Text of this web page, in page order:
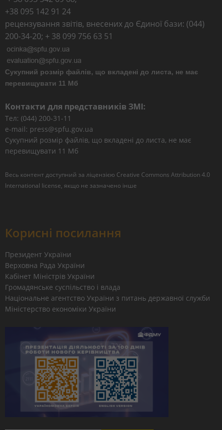
+38 095 142 91 24
рецензування звітів, внесених до Єдиної бази: (044)
200-34-20; + 38 099 756 63 51
Сукупний розмір файлів, що вкладені до листа, не має
перевищувати 11 Мб
Контакти для представників ЗМІ:
Тел: (044) 200-31-11
e-mail: press@spfu.gov.ua
Сукупний розмір файлів, що вкладені до листа, не має
перевищувати 11 Мб
Весь контент доступний за ліцензією Creative Commons Attribution 4.0
International license, якщо не зазначено інше
Корисні посилання
Президент України
Верховна Рада України
Кабінет Міністрів України
Громадянське суспільство і влада
Національне агентство України з питань державної служби
Міністерство економіки України